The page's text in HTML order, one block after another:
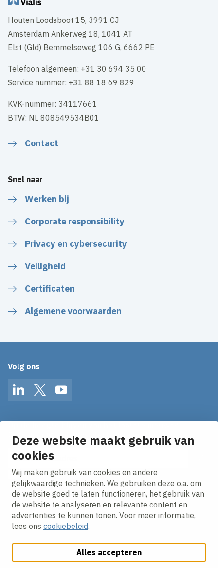
Deze website maakt gebruik van
cookies
Wij maken gebruik van cookies en andere
gelijkwaardige technieken. We gebruiken deze o.a. om
de website goed te laten functioneren, het gebruik van
de website te analyseren en relevante content en
advertenties te kunnen tonen. Voor meer informatie,
lees ons cookiebeleid.
Alles accepteren
Houten Loodsboot 15, 3991 CJ
Amsterdam Ankerweg 18, 1041 AT
Elst (Gld) Bemmelseweg 106 G, 6662 PE
Telefoon algemeen: +31 30 694 35 00
Service nummer: +31 88 18 69 829
KVK-nummer: 34117661
BTW: NL 808549534B01
Contact
Snel naar
Werken bij
Corporate responsibility
Privacy en cybersecurity
Veiligheid
Certificaten
Algemene voorwaarden
Volg ons
LinkedInTwitterYouTube
Ontvang onze nieuws alerts in je mailbox!
E-mailadres
Ik ga akkoord met hetprivacy statement.
Cookies aanpassenCookie beleidPrivacy policy